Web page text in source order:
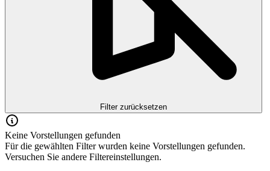
Filter zurücksetzen
Keine Vorstellungen gefunden
Für die gewählten Filter wurden keine Vorstellungen gefunden.
Versuchen Sie andere Filtereinstellungen.